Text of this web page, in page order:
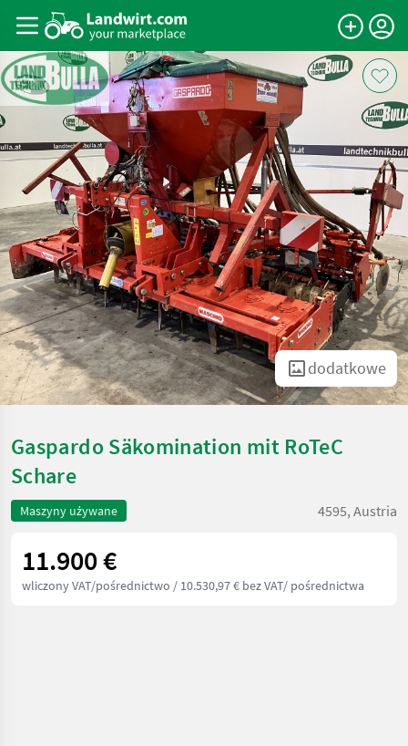
dodatkowe
Gaspardo Säkomination mit RoTeC
Schare
Maszyny używane 4595, Austria
11.900 €
wliczony VAT/pośrednictwo / 10.530,97 € bez VAT/ pośrednictwa